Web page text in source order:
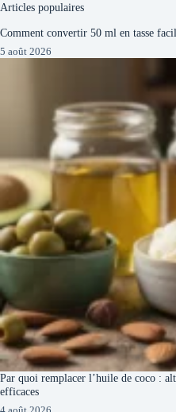
Articles populaires
Comment convertir 50 ml en tasse
5 août 2026
Par quoi remplacer l’huile de coco :
efficaces